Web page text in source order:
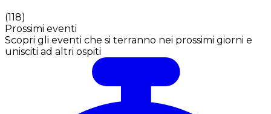
(118)
Prossimi eventi
Scopri gli eventi che si terranno nei prossimi giorni e
unisciti ad altri ospiti